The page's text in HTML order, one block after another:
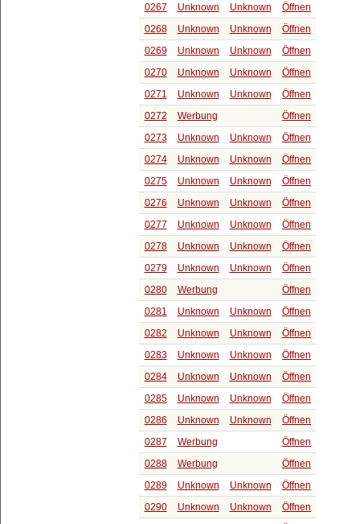
0267
Unknown Unknown
Öffnen
0268
Unknown Unknown
Öffnen
0269
Unknown Unknown
Öffnen
0270
Unknown Unknown
Öffnen
0271
Unknown Unknown
Öffnen
0272
Werbung
Öffnen
0273
Unknown Unknown
Öffnen
0274
Unknown Unknown
Öffnen
0275
Unknown Unknown
Öffnen
0276
Unknown Unknown
Öffnen
0277
Unknown Unknown
Öffnen
0278
Unknown Unknown
Öffnen
0279
Unknown Unknown
Öffnen
0280
Werbung
Öffnen
0281
Unknown Unknown
Öffnen
0282
Unknown Unknown
Öffnen
0283
Unknown Unknown
Öffnen
0284
Unknown Unknown
Öffnen
0285
Unknown Unknown
Öffnen
0286
Unknown Unknown
Öffnen
0287
Werbung
Öffnen
0288
Werbung
Öffnen
0289
Unknown Unknown
Öffnen
0290
Unknown Unknown
Öffnen